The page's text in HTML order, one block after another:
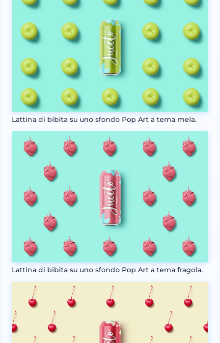
Lattina di bibita su uno sfondo Pop Art a tema mela.
Lattina di bibita su uno sfondo Pop Art a tema fragola.